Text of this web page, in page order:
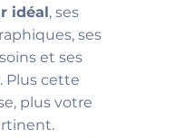
idéal, ses
ses
et ses
Plus cette
plus votre